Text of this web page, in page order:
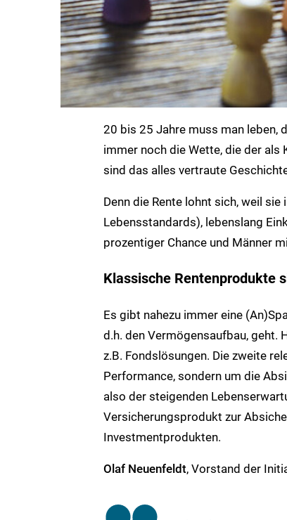
20 bis 25 Jahre muss man leben,
immer noch die Wette, die der als
sind das alles vertraute
Denn die Rente lohnt sich, weil
Lebensstandards), lebenslang
prozentiger Chance und Männer
Klassische Rentenprodukte
Es gibt nahezu immer eine
d.h. den Vermögensaufbau, geht.
z.B. Fondslösungen. Die zweite
Performance, sondern um die
also der steigenden
Versicherungsprodukt zur
Investmentprodukten.
Olaf Neuenfeldt, Vorstand der